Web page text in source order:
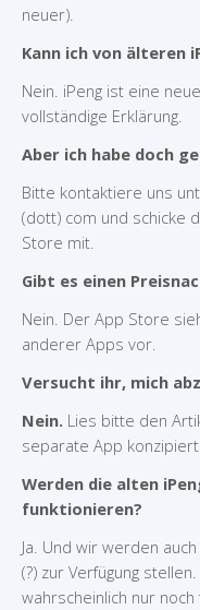
neuer).
Kann ich von älteren
Nein. iPeng ist eine
vollständige Erklärung.
Aber ich habe doch
Bitte kontaktiere uns
(dott) com und schicke
Store mit.
Gibt es einen
Nein. Der App Store
anderer Apps vor.
Versucht ihr, mich
Nein. Lies bitte den
separate App
Werden die alten
funktionieren?
Ja. Und wir werden
(?) zur Verfügung
wahrscheinlich nur